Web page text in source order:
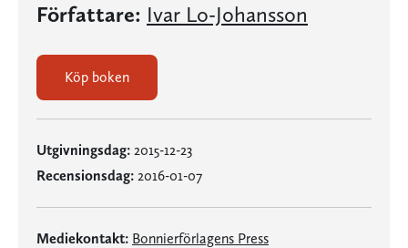
Författare: Ivar Lo-Johansson
Köp boken
Utgivningsdag: 2015-12-23
Recensionsdag: 2016-01-07
Mediekontakt: Bonnierförlagens Press